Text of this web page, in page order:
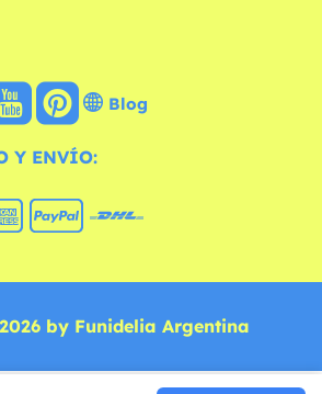
Blog
Y ENVÍO:
by Funidelia Argentina